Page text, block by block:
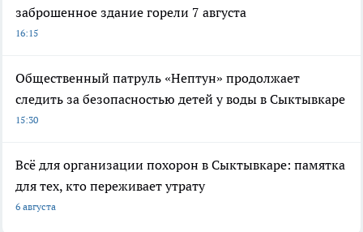
заброшенное здание горели 7 августа
16:15
Общественный патруль «Нептун» продолжает
следить за безопасностью детей у воды в Сыктывкаре
15:30
Всё для организации похорон в Сыктывкаре: памятка
для тех, кто переживает утрату
6 августа